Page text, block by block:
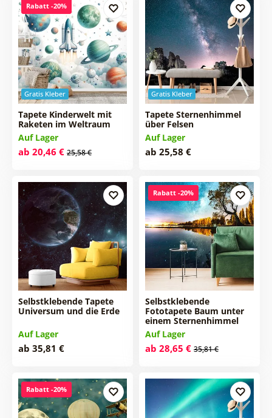
Gratis Kleber
Rabatt -20%
Tapete Kinderwelt mit
Raketen im Weltraum
Auf Lager
ab 20,46 € 25,58 €
Gratis Kleber
Tapete Sternenhimmel
über Felsen
Auf Lager
ab 25,58 €
Selbstklebende Tapete
Universum und die Erde
Auf Lager
ab 35,81 €
Rabatt -20%
Selbstklebende
Fototapete Baum unter
einem Sternenhimmel
Auf Lager
ab 28,65 € 35,81 €
Rabatt -20%